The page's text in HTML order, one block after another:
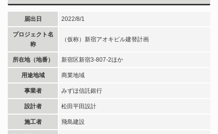
届出日 2022/8/1
プロジェクト名
称
（仮称）新宿アオキビル建替計画
所在地（地番） 新宿区新宿3-807-2ほか
用途地域 商業地域
事業者 みずほ信託銀行
設計者 松田平田設計
施工者 飛島建設